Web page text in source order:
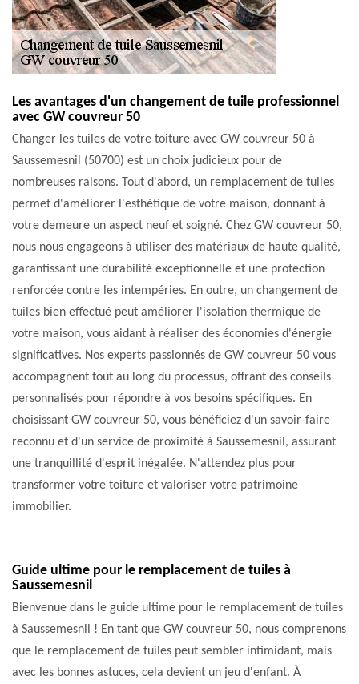
Les avantages d'un changement de tuile professionnel
avec GW couvreur 50
Changer les tuiles de votre toiture avec GW couvreur 50 à
Saussemesnil (50700) est un choix judicieux pour de
nombreuses raisons. Tout d'abord, un remplacement de tuiles
permet d'améliorer l'esthétique de votre maison, donnant à
votre demeure un aspect neuf et soigné. Chez GW couvreur 50,
nous nous engageons à utiliser des matériaux de haute qualité,
garantissant une durabilité exceptionnelle et une protection
renforcée contre les intempéries. En outre, un changement de
tuiles bien effectué peut améliorer l'isolation thermique de
votre maison, vous aidant à réaliser des économies d'énergie
significatives. Nos experts passionnés de GW couvreur 50 vous
accompagnent tout au long du processus, offrant des conseils
personnalisés pour répondre à vos besoins spécifiques. En
choisissant GW couvreur 50, vous bénéficiez d'un savoir-faire
reconnu et d'un service de proximité à Saussemesnil, assurant
une tranquillité d'esprit inégalée. N'attendez plus pour
transformer votre toiture et valoriser votre patrimoine
immobilier.
Guide ultime pour le remplacement de tuiles à
Saussemesnil
Bienvenue dans le guide ultime pour le remplacement de tuiles
à Saussemesnil ! En tant que GW couvreur 50, nous comprenons
que le remplacement de tuiles peut sembler intimidant, mais
avec les bonnes astuces, cela devient un jeu d'enfant. À